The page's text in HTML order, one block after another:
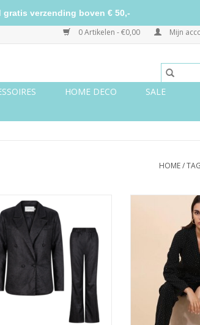
0 Artikelen - €0,00 Mijn
HOME DECO
SALE
HOME/
Zwarte glitter tweedelige set
AAN WINKELWAGEN
Jumpsuit
TOEVOEGEN AAN
verzending boven € 50,-